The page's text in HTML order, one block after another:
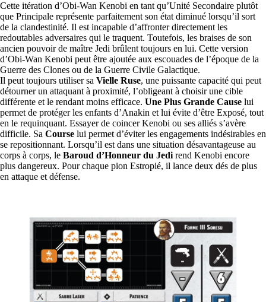
Cette itération d’Obi-Wan Kenobi en tant qu’Unité Secondaire plutôt
que Principale représente parfaitement son état diminué lorsqu’il sort
de la clandestinité. Il est incapable d’affronter directement les
redoutables adversaires qui le traquent. Toutefois, les braises de son
ancien pouvoir de maître Jedi brûlent toujours en lui. Cette version
d’Obi-Wan Kenobi peut être ajoutée aux escouades de l’époque de la
Guerre des Clones ou de la Guerre Civile Galactique.
Il peut toujours utiliser sa Vielle Ruse, une puissante capacité qui peut
détourner un attaquant à proximité, l’obligeant à choisir une cible
différente et le rendant moins efficace. Une Plus Grande Cause lui
permet de protéger les enfants d’Anakin et lui évite d’être Exposé, tout
en le requinquant. Essayer de coincer Kenobi ou ses alliés s’avère
difficile. Sa Course lui permet d’éviter les engagements indésirables en
se repositionnant. Lorsqu’il est dans une situation désavantageuse au
corps à corps, le Baroud d’Honneur du Jedirend Kenobi encore
plus dangereux. Pour chaque pion Estropié, il lance deux dés de plus
en attaque et défense.